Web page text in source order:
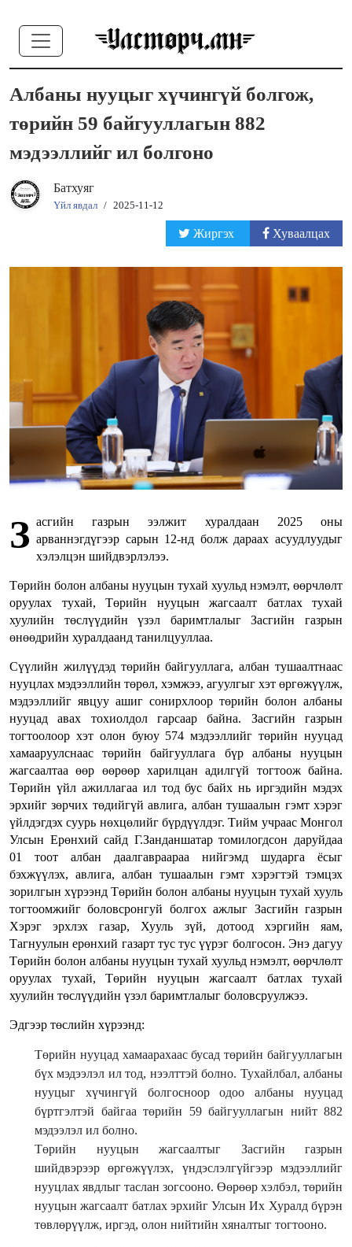
Албаны нууцыг хүчингүй болгож,
төрийн 59 байгууллагын 882
мэдээллийг ил болгоно
Батхуяг
Үйл явдал / 2025-11-12
Жиргэх Хуваалцах
З асгийн газрын ээлжит хуралдаан 2025 оны
арваннэгдүгээр сарын 12-нд болж дараах асуудлуудыг
хэлэлцэн шийдвэрлэлээ.
Төрийн болон албаны нууцын тухай хуульд нэмэлт, өөрчлөлт
оруулах тухай, Төрийн нууцын жагсаалт батлах тухай
хуулийн төслүүдийн үзэл баримтлалыг Засгийн газрын
өнөөдрийн хуралдаанд танилцууллаа.
Сүүлийн жилүүдэд төрийн байгууллага, албан тушаалтнаас
нууцлах мэдээллийн төрөл, хэмжээ, агуулгыг хэт өргөжүүлж,
мэдээллийг явцуу ашиг сонирхлоор төрийн болон албаны
нууцад авах тохиолдол гарсаар байна. Засгийн газрын
тогтоолоор хэт олон буюу 574 мэдээллийг төрийн нууцад
хамааруулснаас төрийн байгууллага бүр албаны нууцын
жагсаалтаа өөр өөрөөр харилцан адилгүй тогтоож байна.
Төрийн үйл ажиллагаа ил тод бус байх нь иргэдийн мэдэх
эрхийг зөрчих төдийгүй авлига, албан тушаалын гэмт хэрэг
үйлдэгдэх суурь нөхцөлийг бүрдүүлдэг. Тийм учраас Монгол
Улсын Ерөнхий сайд Г.Занданшатар томилогдсон даруйдаа
01 тоот албан даалгавраараа нийгэмд шударга ёсыг
бэхжүүлэх, авлига, албан тушаалын гэмт хэрэгтэй тэмцэх
зорилгын хүрээнд Төрийн болон албаны нууцын тухай хууль
тогтоомжийг боловсронгуй болгох ажлыг Засгийн газрын
Хэрэг эрхлэх газар, Хууль зүй, дотоод хэргийн яам,
Тагнуулын ерөнхий газарт тус тус үүрэг болгосон. Энэ дагуу
Төрийн болон албаны нууцын тухай хуульд нэмэлт, өөрчлөлт
оруулах тухай, Төрийн нууцын жагсаалт батлах тухай
хуулийн төслүүдийн үзэл баримтлалыг боловсруулжээ.
Эдгээр төслийн хүрээнд:
Төрийн нууцад хамаарахаас бусад төрийн байгууллагын
бүх мэдээлэл ил тод, нээлттэй болно. Тухайлбал, албаны
нууцыг хүчингүй болгосноор одоо албаны нууцад
бүртгэлтэй байгаа төрийн 59 байгууллагын нийт 882
мэдээлэл ил болно.
Төрийн нууцын жагсаалтыг Засгийн газрын
шийдвэрээр өргөжүүлэх, үндэслэлгүйгээр мэдээллийг
нууцлах явдлыг таслан зогсооно. Өөрөөр хэлбэл, төрийн
нууцын жагсаалт батлах эрхийг Улсын Их Хуралд бүрэн
төвлөрүүлж, иргэд, олон нийтийн хяналтыг тогтооно.